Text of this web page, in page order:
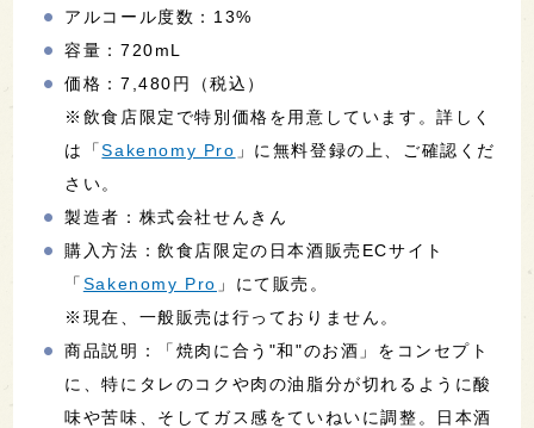
アルコール度数：13%
容量：720mL
価格：7,480円（税込）
※飲食店限定で特別価格を用意しています。詳しく
は「Sakenomy Pro 」に無料登録の上、ご確認くだ
さい。
製造者：株式会社せんきん
購入方法：飲食店限定の日本酒販売ECサイト
「 Sakenomy Pro 」にて販売。
※現在、一般販売は行っておりません。
商品説明：「焼肉に合う"和"のお酒」をコンセプト
に、特にタレのコクや肉の油脂分が切れるように酸
味や苦味、そしてガス感をていねいに調整。日本酒